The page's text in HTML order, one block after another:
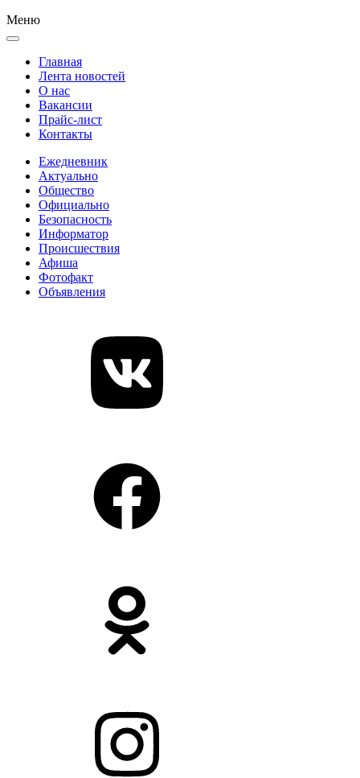
Меню
Главная
Лента новостей
О нас
Вакансии
Прайс-лист
Контакты
Ежедневник
Актуально
Общество
Официально
Безопасность
Информатор
Происшествия
Афиша
Фотофакт
Объявления